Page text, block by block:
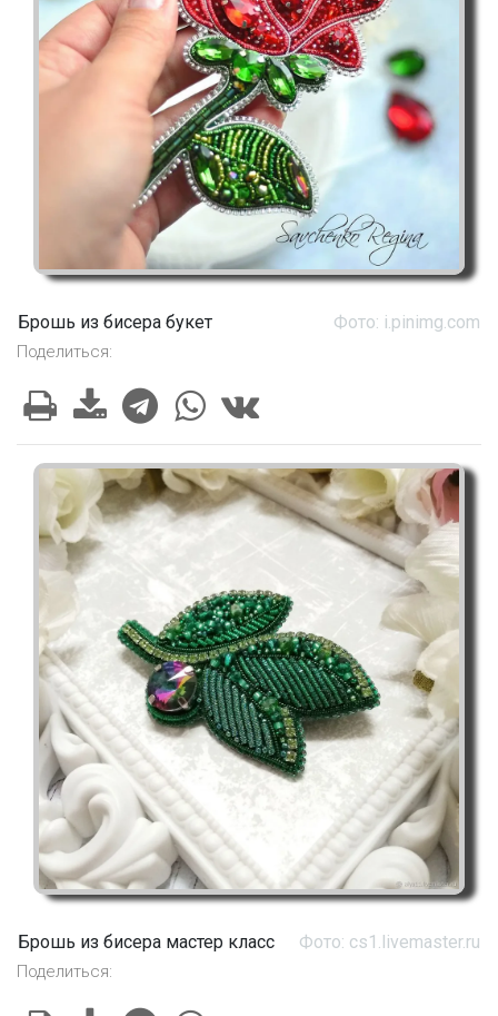
Брошь из бисера букет Фото: i.pinimg.com
Поделиться:
Брошь из бисера мастер класс Фото: cs1.livemaster.ru
Поделиться: